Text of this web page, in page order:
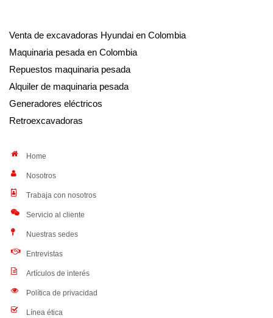
Venta de excavadoras Hyundai en Colombia
Maquinaria pesada en Colombia
Repuestos maquinaria pesada
Alquiler de maquinaria pesada
Generadores eléctricos
Retroexcavadoras
Home
Nosotros
Trabaja con nosotros
Servicio al cliente
Nuestras sedes
Entrevistas
Artículos de interés
Política de privacidad
Línea ética